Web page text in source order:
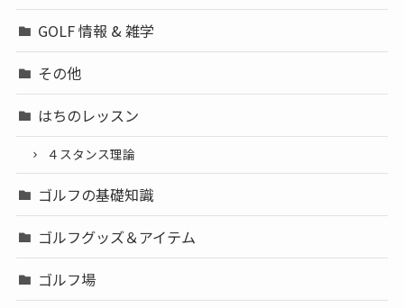
GOLF 情報 & 雑学
その他
はちのレッスン
４スタンス理論
ゴルフの基礎知識
ゴルフグッズ＆アイテム
ゴルフ場